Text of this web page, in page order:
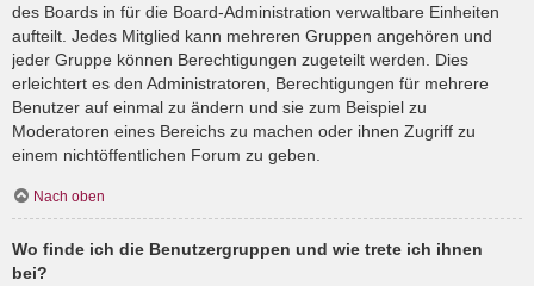
des Boards in für die Board-Administration verwaltbare Einheiten
aufteilt. Jedes Mitglied kann mehreren Gruppen angehören und
jeder Gruppe können Berechtigungen zugeteilt werden. Dies
erleichtert es den Administratoren, Berechtigungen für mehrere
Benutzer auf einmal zu ändern und sie zum Beispiel zu
Moderatoren eines Bereichs zu machen oder ihnen Zugriff zu
einem nichtöffentlichen Forum zu geben.
Nach oben
Wo finde ich die Benutzergruppen und wie trete ich ihnen
bei?